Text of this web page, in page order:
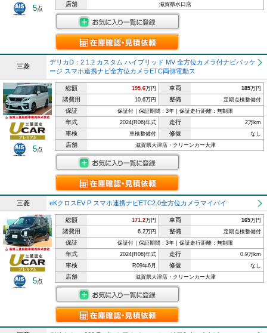
5点
店舗 滋賀県水口店
三菱
デリカD：2 1.2 カスタム ハイブリッド MV 全方位カメラ付ナビパッケ
ージ スマホ連携ナビ全方位カメラETC両側電動ス
5点
総額 195.6万円 車両 185万円
諸費用 10.6万円 整備 定期点検整備付
保証 保証付｜保証期間：3年｜保証走行距離：無制限
年式 2024(R06)年式 走行 2万km
車検 車検整備付 修復 なし
店舗 滋賀県大津店・クリーンカー大津
三菱 eKクロスEV P スマホ連携ナビETC2.0全方位カメラマイパイ
5点
総額 171.2万円 車両 165万円
諸費用 6.2万円 整備 定期点検整備付
保証 保証付｜保証期間：3年｜保証走行距離：無制限
年式 2024(R06)年式 走行 0.9万km
車検 R09年6月 修復 なし
店舗 滋賀県大津店・クリーンカー大津